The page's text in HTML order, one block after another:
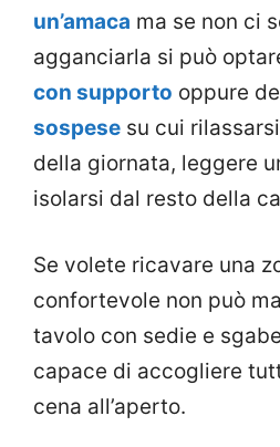
un’amaca ma se non ci
agganciarla si può
con supporto oppure
sospese su cui
della giornata, leggere
isolarsi dal resto della
Se volete ricavare una
confortevole non può
tavolo con sedie e
capace di accogliere
cena all’aperto.